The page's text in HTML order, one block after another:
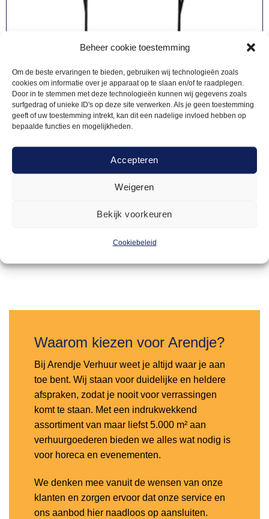
Beheer cookie toestemming
Om de beste ervaringen te bieden, gebruiken wij technologieën zoals
cookies om informatie over je apparaat op te slaan en/of te raadplegen.
Door in te stemmen met deze technologieën kunnen wij gegevens zoals
surfgedrag of unieke ID's op deze site verwerken. Als je geen toestemming
geeft of uw toestemming intrekt, kan dit een nadelige invloed hebben op
bepaalde functies en mogelijkheden.
Accepteren
Weigeren
Bekijk voorkeuren
Cookiebeleid
Waarom kiezen voor Arendje?
Bij Arendje Verhuur weet je altijd waar je aan
toe bent. Wij staan voor duidelijke en heldere
afspraken, zodat je nooit voor verrassingen
komt te staan. Met een indrukwekkend
assortiment van maar liefst 5.000 m² aan
verhuurgoederen bieden we alles wat nodig is
voor horeca en evenementen.
We denken mee vanuit de wensen van onze
klanten en zorgen ervoor dat onze service en
ons aanbod hier naadloos op aansluiten.